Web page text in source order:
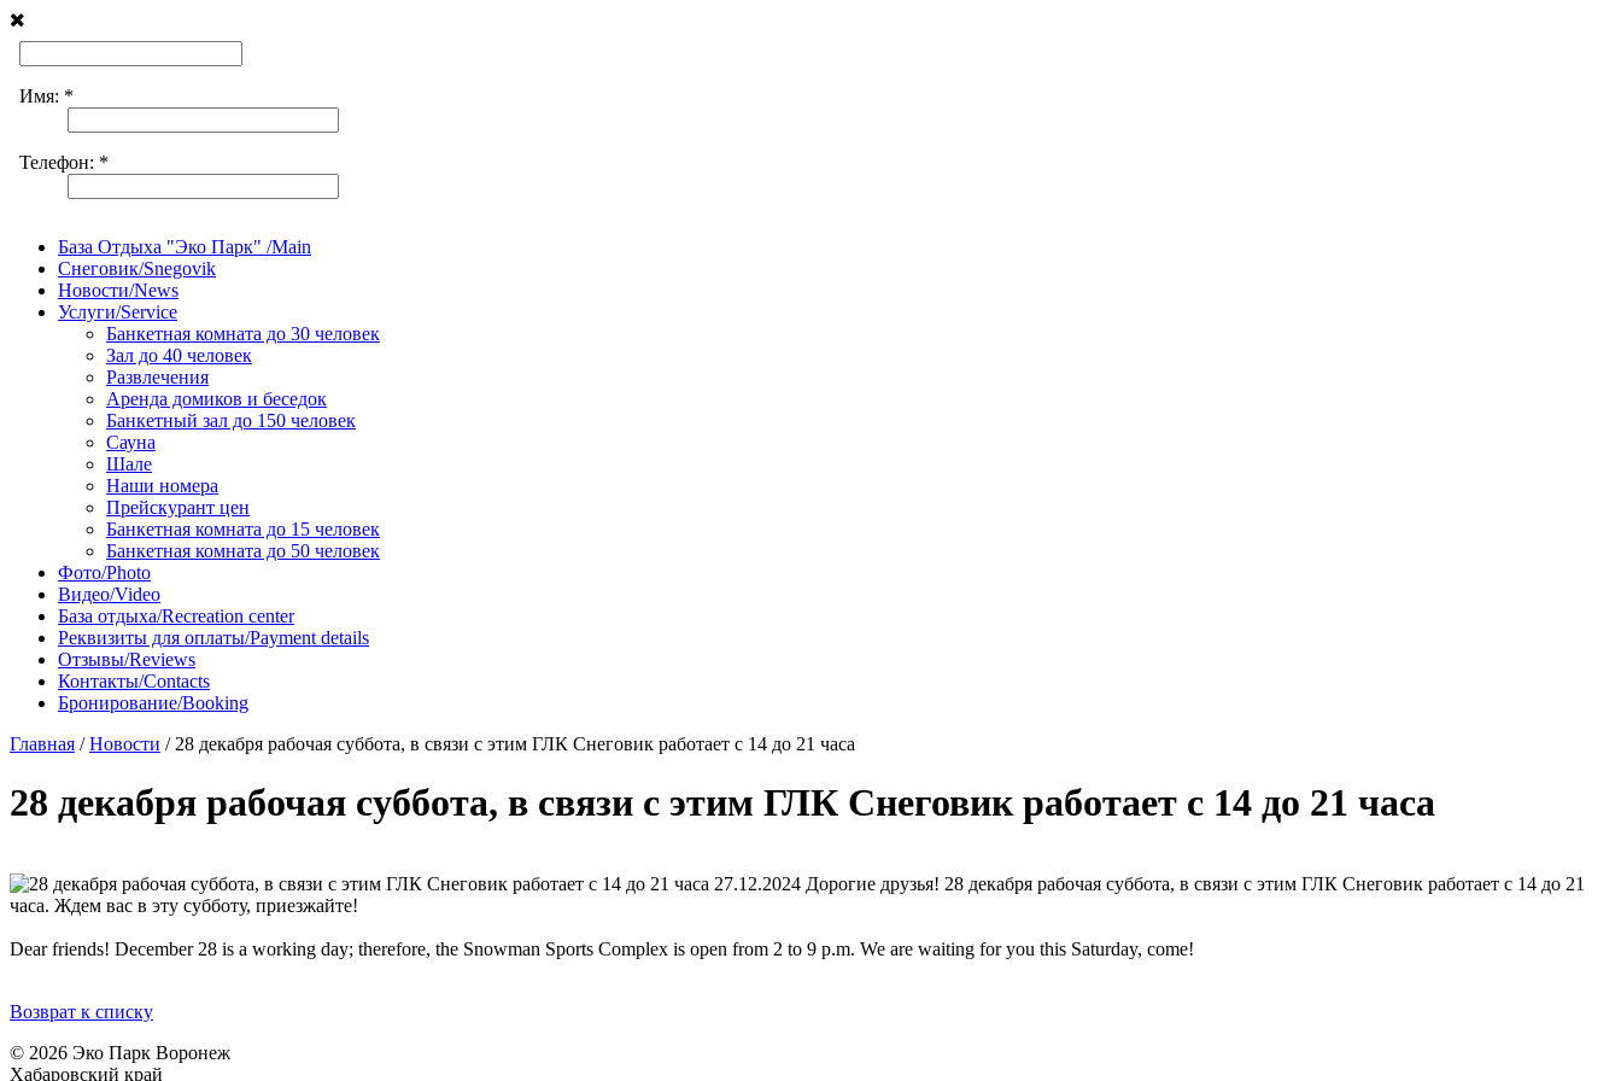
База Отдыха "Эко Парк" /Main
Снеговик/Snegovik
Новости/News
Услуги/Service
Банкетная комната до 30 человек
Зал до 40 человек
Развлечения
Аренда домиков и беседок
Банкетный зал до 150 человек
Сауна
Шале
Наши номера
Прейскурант цен
Банкетная комната до 15 человек
Банкетная комната до 50 человек
Фото/Photo
Видео/Video
База отдыха/Recreation center
Реквизиты для оплаты/Payment details
Отзывы/Reviews
Контакты/Contacts
Бронирование/Booking
Главная /Новости / 28 декабря рабочая суббота, в связи с этим ГЛК Снеговик работает с 14 до 21 часа
28 декабря рабочая суббота, в связи с этим ГЛК Снеговик работает с 14 до 21 часа
27.12.2024 Дорогие друзья! 28 декабря рабочая суббота, в связи с этим ГЛК Снеговик работает с 14 до 21
часа. Ждем вас в эту субботу, приезжайте!
Dear friends! December 28 is a working day; therefore, the Snowman Sports Complex is open from 2 to 9 p.m. We are waiting for you this Saturday, come!
Возврат к списку
© 2026 Эко Парк Воронеж
Хабаровский край